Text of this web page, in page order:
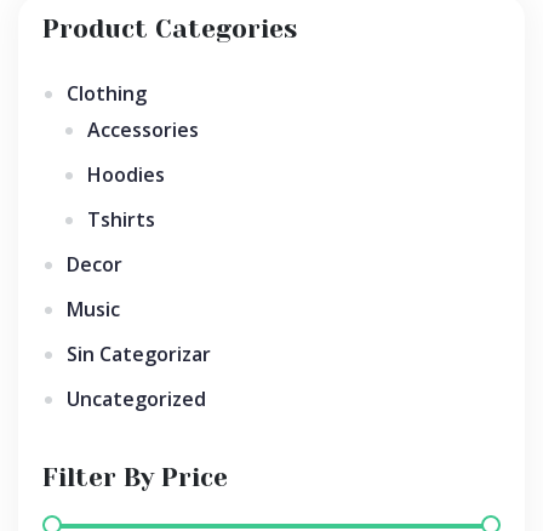
Product Categories
Clothing
Accessories
Hoodies
Tshirts
Decor
Music
Sin Categorizar
Uncategorized
Filter By Price